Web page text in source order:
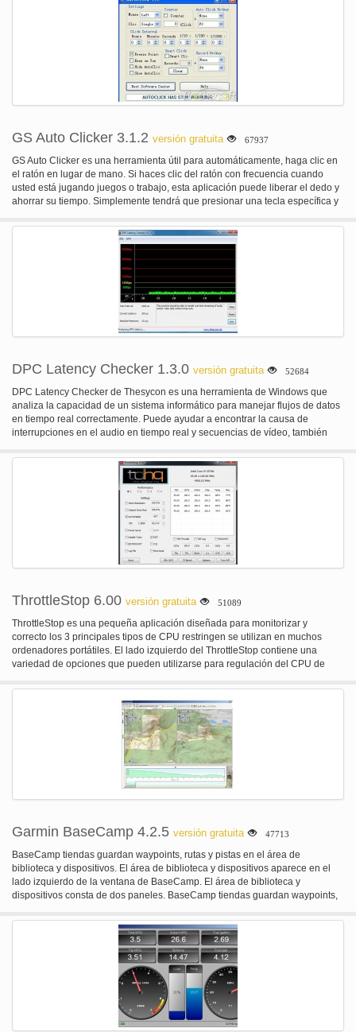
GS Auto Clicker 3.1.2 versión gratuita 67937
GS Auto Clicker es una herramienta útil para automáticamente, haga clic en
el ratón en lugar de mano. Si haces clic del ratón con frecuencia cuando
usted está jugando juegos o trabajo, esta aplicación puede liberar el dedo y
ahorrar su tiempo. Simplemente tendrá que presionar una tecla específica y
con sistemas de 64-bit, Windows 7 y Vista.
DPC Latency Checker 1.3.0 versión gratuita 52684
DPC Latency Checker de Thesycon es una herramienta de Windows que
analiza la capacidad de un sistema informático para manejar flujos de datos
en tiempo real correctamente. Puede ayudar a encontrar la causa de
interrupciones en el audio en tiempo real y secuencias de vídeo, también
ThrottleStop 6.00 versión gratuita 51089
ThrottleStop es una pequeña aplicación diseñada para monitorizar y
correcto los 3 principales tipos de CPU restringen se utilizan en muchos
ordenadores portátiles. El lado izquierdo del ThrottleStop contiene una
variedad de opciones que pueden utilizarse para regulación del CPU de
estado actual de cada hilo en tu CPU.
Garmin BaseCamp 4.2.5 versión gratuita 47713
BaseCamp tiendas guardan waypoints, rutas y pistas en el área de
biblioteca y dispositivos. El área de biblioteca y dispositivos aparece en el
lado izquierdo de la ventana de BaseCamp. El área de biblioteca y
dispositivos consta de dos paneles. BaseCamp tiendas guardan waypoints,
dispositivos aparece en el lado izquierdo de la ventana de BaseCamp.